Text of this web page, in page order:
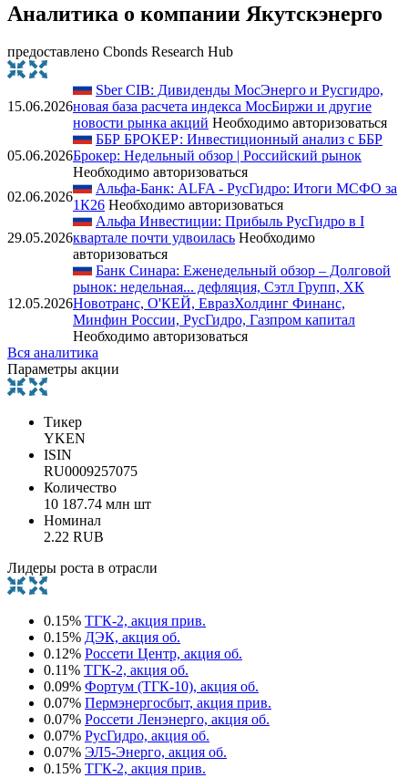
Аналитика о компании Якутскэнерго
предоставлено Cbonds Research Hub
15.06.2026
Sber CIB: Дивиденды МосЭнерго и Русгидро,
новая база расчета индекса МосБиржи и другие
новости рынка акций Необходимо авторизоваться
05.06.2026
ББР БРОКЕР: Инвестиционный анализ с ББР
Брокер: Недельный обзор | Российский рынок
Необходимо авторизоваться
02.06.2026
Альфа-Банк: ALFA - РусГидро: Итоги МСФО за
1К26 Необходимо авторизоваться
29.05.2026
Альфа Инвестиции: Прибыль РусГидро в I
квартале почти удвоилась Необходимо
авторизоваться
12.05.2026
Банк Синара: Еженедельный обзор – Долговой
рынок: недельная... дефляция, Сэтл Групп, ХК
Новотранс, О'КЕЙ, ЕвразХолдинг Финанс,
Минфин России, РусГидро, Газпром капитал
Необходимо авторизоваться
Вся аналитика
Параметры акции
Тикер
YKEN
ISIN
RU0009257075
Количество
10 187.74 млн шт
Номинал
2.22 RUB
Лидеры роста в отрасли
0.15% ТГК-2, акция прив.
0.15% ДЭК, акция об.
0.12% Россети Центр, акция об.
0.11% ТГК-2, акция об.
0.09% Фортум (ТГК-10), акция об.
0.07% Пермэнергосбыт, акция прив.
0.07% Россети Ленэнерго, акция об.
0.07% РусГидро, акция об.
0.07% ЭЛ5-Энерго, акция об.
0.15% ТГК-2, акция прив.